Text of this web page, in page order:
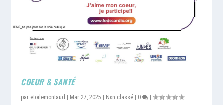
COEUR & SANTÉ
par etoilemontaud | Mar 27, 2025 | Non classé | 0 |